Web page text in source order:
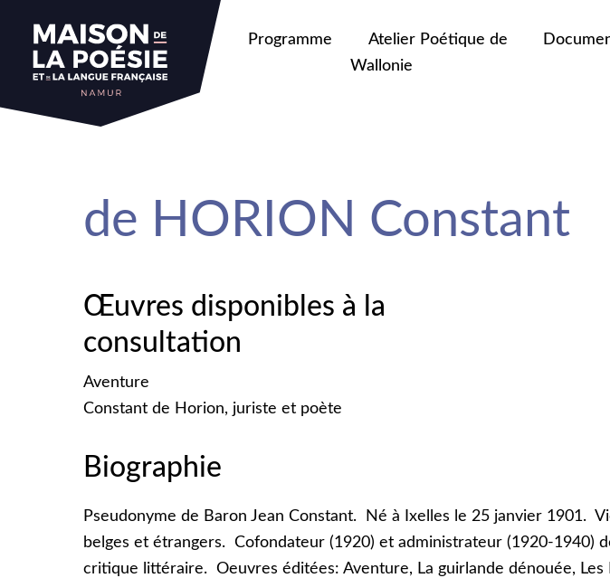
Programme
Atelier Poétique de
Wallonie
de HORION Constant
Œuvres disponibles à la
consultation
Aventure
Constant de Horion, juriste et poète
Biographie
Pseudonyme de Baron Jean Constant. Né à Ixelles le 25 janvier 1901.
belges et étrangers. Cofondateur (1920) et administrateur (1920-
critique littéraire. Oeuvres éditées: Aventure, La guirlande dénouée,